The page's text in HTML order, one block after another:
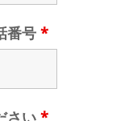
番号 *
さい *